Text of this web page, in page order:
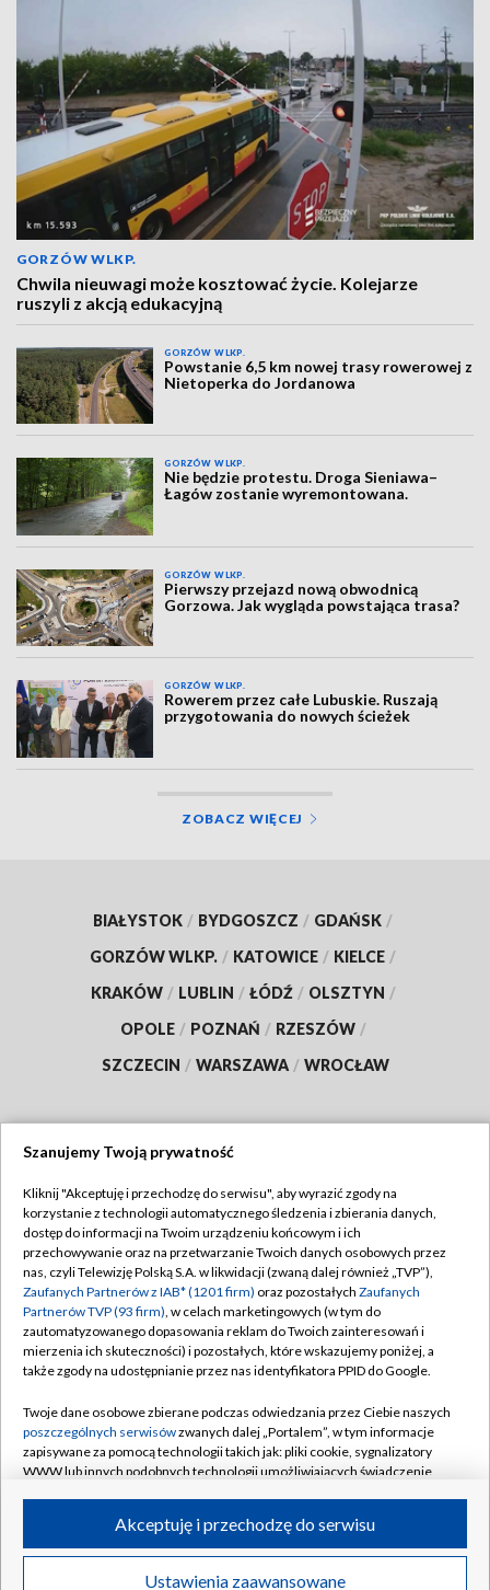
GORZÓW WLKP.
Chwila nieuwagi może kosztować życie. Kolejarze
ruszyli z akcją edukacyjną
GORZÓW WLKP.
Powstanie 6,5 km nowej trasy rowerowej z
Nietoperka do Jordanowa
GORZÓW WLKP.
Nie będzie protestu. Droga Sieniawa–
Łagów zostanie wyremontowana.
GORZÓW WLKP.
Pierwszy przejazd nową obwodnicą
Gorzowa. Jak wygląda powstająca trasa?
GORZÓW WLKP.
Rowerem przez całe Lubuskie. Ruszają
przygotowania do nowych ścieżek
ZOBACZ WIĘCEJ
BIAŁYSTOK / BYDGOSZCZ / GDAŃSK /
GORZÓW WLKP. / KATOWICE / KIELCE /
KRAKÓW / LUBLIN / ŁÓDŹ / OLSZTYN /
OPOLE / POZNAŃ / RZESZÓW /
SZCZECIN / WARSZAWA / WROCŁAW
TVP
Abonament TVP
Emisja w TVP
Centrum informacji TVP
Naziemna Telewizja Cyfrowa
Rada Programowa
System NOS
Informacje o nadawcy
Program dla prasy
Regulamin TVP
Polityka prywatności
Moje zgody
Pomoc
Kontakt
Kanały
©2026 Telewizja Polska S.A. w likwidacji
Szanujemy Twoją prywatność
Kliknij "Akceptuję i przechodzę do serwisu", aby wyrazić zgody na
korzystanie z technologii automatycznego śledzenia i zbierania danych,
dostęp do informacji na Twoim urządzeniu końcowym i ich
przechowywanie oraz na przetwarzanie Twoich danych osobowych przez
nas, czyli Telewizję Polską S.A. w likwidacji (zwaną dalej również „TVP”),
Zaufanych Partnerów z IAB* (1201 firm) oraz pozostałych Zaufanych
Partnerów TVP (93 firm), w celach marketingowych (w tym do
zautomatyzowanego dopasowania reklam do Twoich zainteresowań i
mierzenia ich skuteczności) i pozostałych, które wskazujemy poniżej, a
także zgody na udostępnianie przez nas identyfikatora PPID do Google.
Twoje dane osobowe zbierane podczas odwiedzania przez Ciebie naszych
poszczególnych serwisówzwanych dalej „Portalem”, w tym informacje
zapisywane za pomocą technologii takich jak: pliki cookie, sygnalizatory
WWW lub innych podobnych technologii umożliwiających świadczenie
ruchu w Internecie.
Twoje dane osobowe zbierane podczas odwiedzania przez Ciebie
Ustawienia zaawansowane
Akceptuję i przechodzę do serwisu